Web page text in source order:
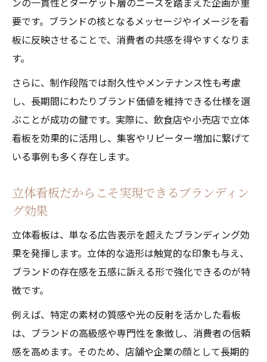
イデア
立体文字看板作り方のコツと差別化の秘訣
立体文字看板ならではのデザイン工夫を解
説
要です。ブランドの核となるメッセージやイメージを看
板に反映させることで、消費者の共感を得やすくなりま
す。
さらに、制作段階では耐久性やメンテナンス性も考慮
し、長期間にわたりブランド価値を維持できる仕様を選
ぶことが成功の鍵です。実際に、飲食店や小売店で立体
看板を効果的に活用し、集客やリピーター増加に繋げて
いる事例も多く存在します。
立体看板だからこそ実現できるブランディン
グ効果
立体看板は、単なる広告表示を超えたブランディング効
果を発揮します。立体的な造形は触覚的な印象も与え、
ブランドの存在感を五感に訴える形で強化できるのが特
徴です。
例えば、特定の素材の質感や光の反射を活かした看板
は、ブランドの高級感や専門性を象徴し、消費者の信頼
感を高めます。そのため、店舗や企業の顔として長期的